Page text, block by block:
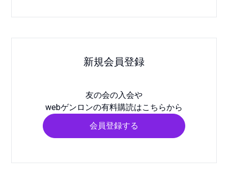
新規会員登録
友の会の入会や
webゲンロンの有料購読はこちらから
会員登録する